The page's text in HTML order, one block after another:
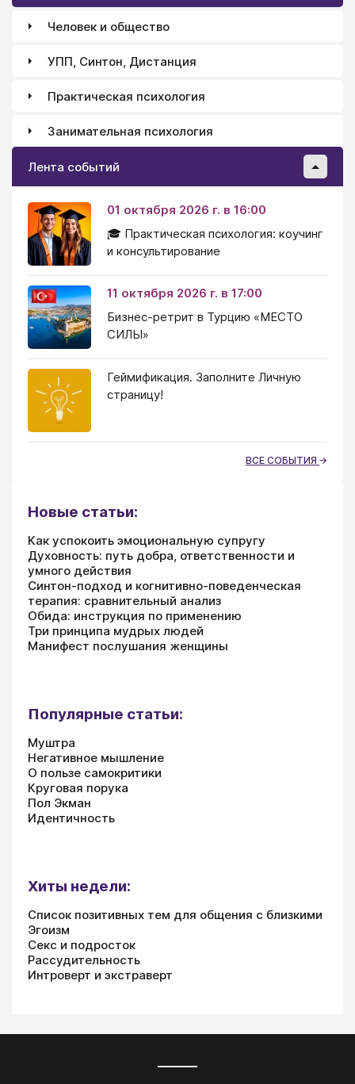
Человек и общество
УПП, Синтон, Дистанция
Практическая психология
Занимательная психология
Лента событий
01 октября 2026 г. в 16:00
🎓 Практическая психология: коучинг
и консультирование
11 октября 2026 г. в 17:00
Бизнес-ретрит в Турцию «МЕСТО
СИЛЫ»
Геймификация. Заполните Личную
страницу!
ВСЕ СОБЫТИЯ
Новые статьи:
Как успокоить эмоциональную супругу
Духовность: путь добра, ответственности и
умного действия
Синтон-подход и когнитивно-поведенческая
терапия: сравнительный анализ
Обида: инструкция по применению
Три принципа мудрых людей
Манифест послушания женщины
Популярные статьи:
Муштра
Негативное мышление
О пользе самокритики
Круговая порука
Пол Экман
Идентичность
Хиты недели:
Список позитивных тем для общения с близкими
Эгоизм
Секс и подросток
Рассудительность
Интроверт и экстраверт